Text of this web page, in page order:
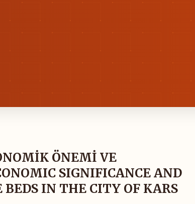
ÖNEMİ VE
SIGNIFICANCE AND
IN THE CITY OF KARS